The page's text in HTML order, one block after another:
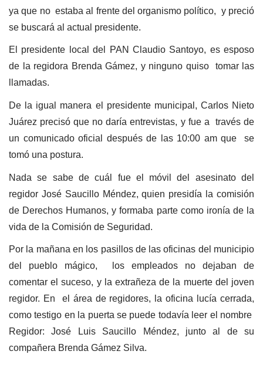
ya que no estaba al frente del organismo político, y preció
se buscará al actual presidente.
El presidente local del PAN Claudio Santoyo, es esposo
de la regidora Brenda Gámez, y ninguno quiso
tomar las
llamadas.
De la igual manera el presidente municipal, Carlos Nieto
Juárez precisó que no daría entrevistas, y fue a
través de
un comunicado oficial después de las 10:00 am que
se
tomó una postura.
Nada se sabe de cuál fue el móvil del asesinato del
regidor José Saucillo Méndez, quien presidía la comisión
de Derechos Humanos, y formaba parte como ironía de la
vida de la Comisión de Seguridad.
Por la mañana en los pasillos de las oficinas del municipio
del pueblo mágico,
los empleados no dejaban de
comentar el suceso, y la extrañeza de la muerte del joven
regidor. En
el área de regidores, la oficina lucía cerrada,
como testigo en la puerta se puede todavía leer el nombre
Regidor: José Luis Saucillo Méndez, junto al de su
compañera Brenda Gámez Silva.